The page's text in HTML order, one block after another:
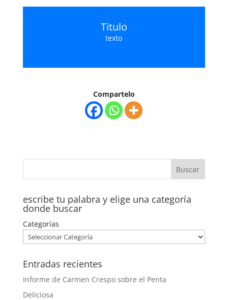
Titulo
texto
Compartelo
escribe tu palabra y elige una categoría
donde buscar
Categorías
Entradas recientes
Informe de Carmen Crespo sobre el Penta
Deliciosa